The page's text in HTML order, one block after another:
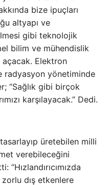
bize ipuçları
altyapı ve
gibi teknolojik
bilim ve mühendislik
açacak. Elektron
radyasyon yönetiminde
“Sağlık gibi birçok
karşılayacak.” Dedi.
üretebilen milli
verebileceğini
dış etkenlere